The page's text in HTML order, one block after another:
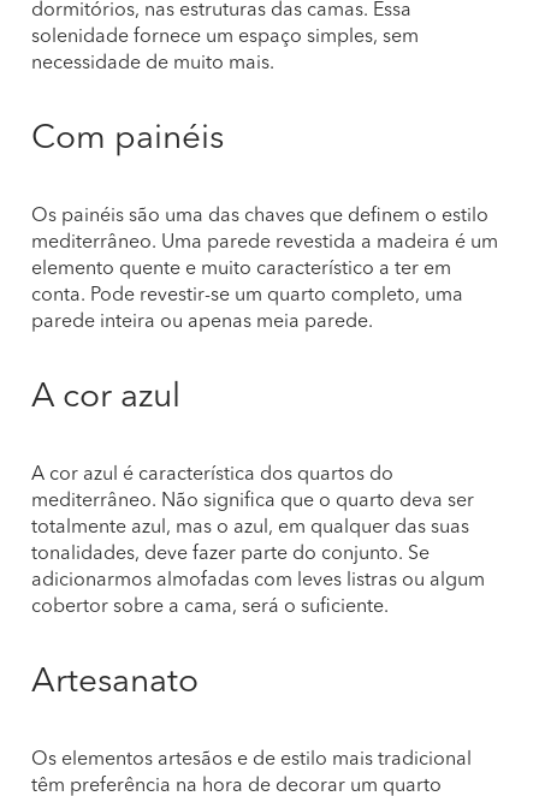
dormitórios, nas estruturas das camas. Essa
solenidade fornece um espaço simples, sem
necessidade de muito mais.
Com painéis
Os painéis são uma das chaves que definem o estilo
mediterrâneo. Uma parede revestida a madeira é um
elemento quente e muito característico a ter em
conta. Pode revestir-se um quarto completo, uma
parede inteira ou apenas meia parede.
A cor azul
A cor azul é característica dos quartos do
mediterrâneo. Não significa que o quarto deva ser
totalmente azul, mas o azul, em qualquer das suas
tonalidades, deve fazer parte do conjunto. Se
adicionarmos almofadas com leves listras ou algum
cobertor sobre a cama, será o suficiente.
Artesanato
Os elementos artesãos e de estilo mais tradicional
têm preferência na hora de decorar um quarto